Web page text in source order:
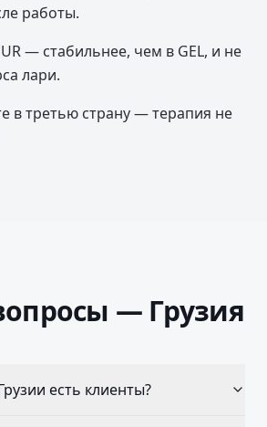
работы.
— стабильнее, чем в GEL, и не
лари.
в третью страну — терапия не
— Грузия
есть клиенты?